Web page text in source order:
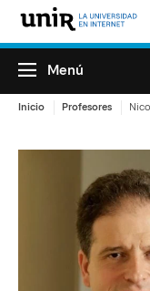
Menú
Inicio Profesores